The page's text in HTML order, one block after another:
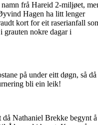
frå Hareid 2-miljøet,
Hagen ha litt lenger
kort for eit raserianfall
grauten nokre dagar i
på under eitt døgn, så då
bli ein leik!
Nathaniel Brekke begynt å